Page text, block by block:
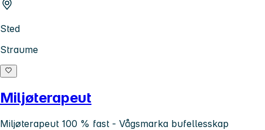
Sted
Straume
Miljøterapeut
Miljøterapeut 100 % fast - Vågsmarka bufellesskap